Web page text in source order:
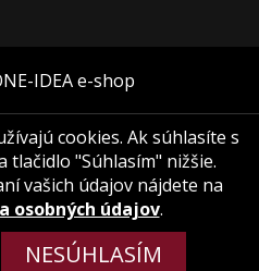
IDEA e-shop
cookies. Ak súhlasíte s
tlačidlo "Súhlasím" nižšie.
vašich údajov nájdete na
osobných údajov.